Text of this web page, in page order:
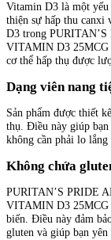
Vitamin D3 là một
thiện sự hấp thu canxi
D3 trong
VITAMIN D3 25MCG
cơ thể hấp thụ được
Dạng viên nang
Sản phẩm được thiết
thụ. Điều này giúp bạn
không cần phải lo
Không chứa
PURITAN’S PRIDE
VITAMIN D3 25MCG
biến. Điều này đảm
gluten và giúp bạn